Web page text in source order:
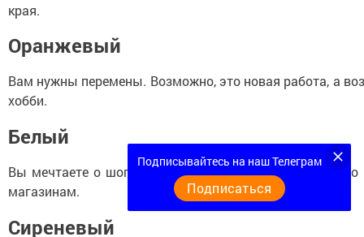
края.
Оранжевый
Вам нужны перемены. Возможно, это новая работа, а
хобби.
Белый
Вы мечтаете о шоппинге. Вас беспокоит, что вы давно
магазинам.
Сиреневый
Подписывайтесь на наш Телеграм
Подписаться